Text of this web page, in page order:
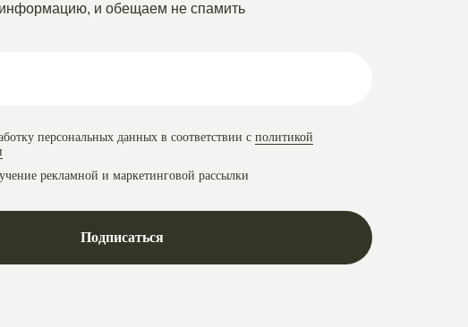
информацию, и обещаем не спамить
персональных данных в соответствии с политикой
рекламной и маркетинговой рассылки
Подписаться